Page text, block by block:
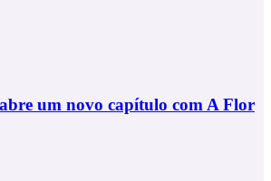
um novo capítulo com A Flor